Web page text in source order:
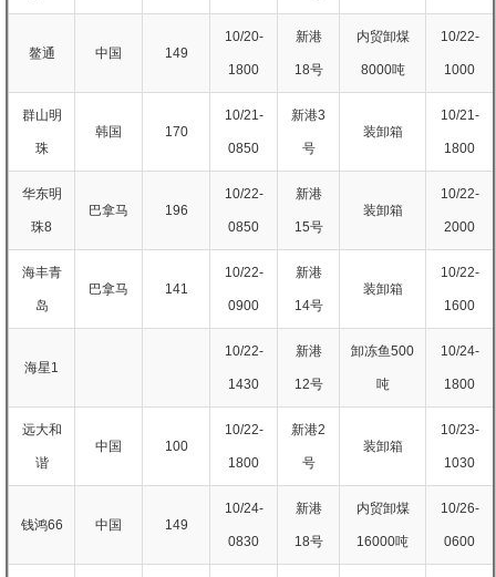
鳌通 中国 149
10/20-
1800
新港
18号
内贸卸煤
8000吨
10/22-
1000
群山明
珠
韩国 170
10/21-
0850
新港3
号
装卸箱
10/21-
1800
华东明
珠8
巴拿马 196
10/22-
0850
新港
15号
装卸箱
10/22-
2000
海丰青
岛
巴拿马 141
10/22-
0900
新港
14号
装卸箱
10/22-
1600
海星1
10/22-
1430
新港
12号
卸冻鱼500
吨
10/24-
1800
远大和
谐
中国 100
10/22-
1800
新港2
号
装卸箱
10/23-
1030
钱鸿66 中国 149
10/24-
0830
新港
18号
内贸卸煤
16000吨
10/26-
0600